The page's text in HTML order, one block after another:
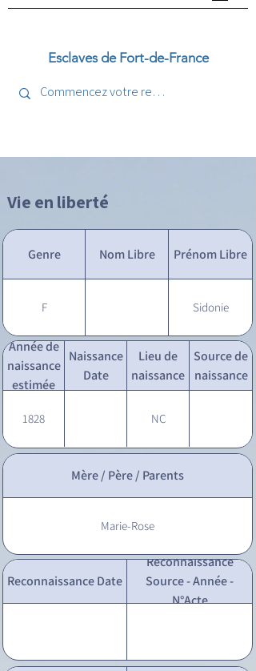
Esclaves de Fort-de-France
Vie en liberté
Genre Nom Libre Prénom Libre
F Sidonie
Année de
naissance
estimée
Naissance
Date
Lieu de
naissance
Source de
naissance
1828 NC
Mère / Père / Parents
Marie-Rose
Reconnaissance Date
Reconnaissance
Source - Année -
N°Acte